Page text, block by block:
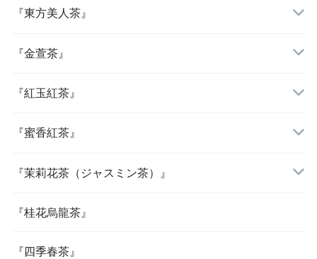
『東方美人茶』
『金萱茶』
『紅玉紅茶』
『蜜香紅茶』
『茉莉花茶（ジャスミン茶）』
『桂花烏龍茶』
『四季春茶』